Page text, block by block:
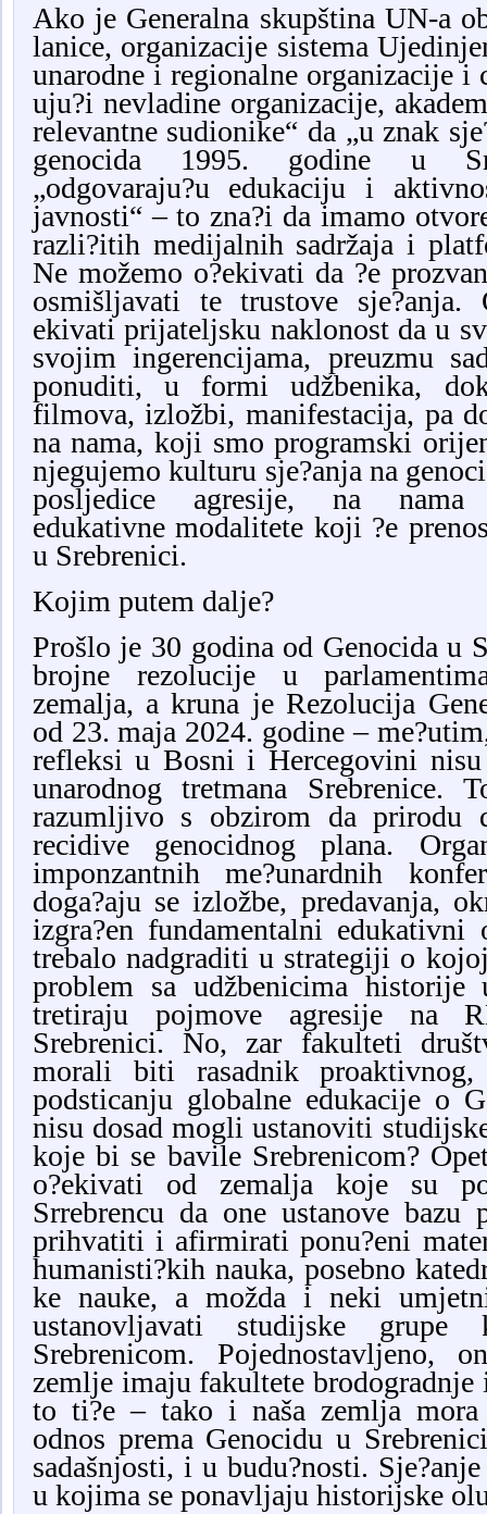
Ako je Generalna skupština UN-a
lanice, organizacije sistema
unarodne i regionalne organizacije
uju?i nevladine organizacije,
relevantne sudionike“ da „u znak
genocida 1995. godine u
„odgovaraju?u edukaciju i
javnosti“ – to zna?i da imamo
razli?itih medijalnih sadržaja i
Ne možemo o?ekivati da ?e
osmišljavati te trustove
ekivati prijateljsku naklonost da u
svojim ingerencijama, preuzmu
ponuditi, u formi udžbenika,
filmova, izložbi, manifestacija, pa
na nama, koji smo programski
njegujemo kulturu sje?anja na
posljedice agresije, na
edukativne modalitete koji ?e
u Srebrenici.
Kojim putem dalje?
Prošlo je 30 godina od Genocida u
brojne rezolucije u
zemalja, a kruna je Rezolucija
od 23. maja 2024. godine –
refleksi u Bosni i Hercegovini
unarodnog tretmana Srebrenice.
razumljivo s obzirom da prirodu
recidive genocidnog plana.
imponzantnih me?unardnih
doga?aju se izložbe, predavanja,
izgra?en fundamentalni
trebalo nadgraditi u strategiji o
problem sa udžbenicima
tretiraju pojmove agresije na
Srebrenici. No, zar fakulteti
morali biti rasadnik
podsticanju globalne edukacije o
nisu dosad mogli ustanoviti
koje bi se bavile Srebrenicom?
o?ekivati od zemalja koje su
Srrebrencu da one ustanove bazu
prihvatiti i afirmirati ponu?eni
humanisti?kih nauka, posebno
ke nauke, a možda i neki
ustanovljavati studijske
Srebrenicom. Pojednostavljeno,
zemlje imaju fakultete
to ti?e – tako i naša zemlja
odnos prema Genocidu u
sadašnjosti, i u budu?nosti.
u kojima se ponavljaju historijske